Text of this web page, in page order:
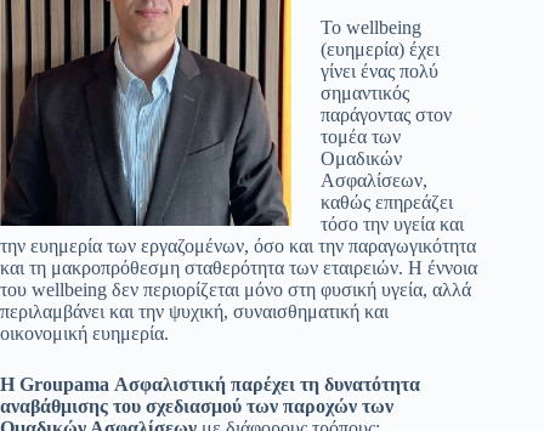
Το wellbeing
(ευημερία) έχει
γίνει ένας πολύ
σημαντικός
παράγοντας στον
τομέα των
Ομαδικών
Ασφαλίσεων,
καθώς επηρεάζει
τόσο την υγεία και
την ευημερία των εργαζομένων, όσο και την παραγωγικότητα
και τη μακροπρόθεσμη σταθερότητα των εταιρειών. Η έννοια
του wellbeing δεν περιορίζεται μόνο στη φυσική υγεία, αλλά
περιλαμβάνει και την ψυχική, συναισθηματική και
οικονομική ευημερία.
Η Groupama Ασφαλιστική παρέχει τη δυνατότητα
αναβάθμισης του σχεδιασμού των παροχών των